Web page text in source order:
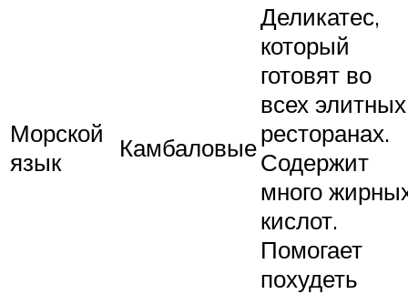
Морской
язык
Камбаловые
Деликатес,
который
готовят во
всех элитных
ресторанах.
Содержит
много
кислот.
Помогает
похудеть